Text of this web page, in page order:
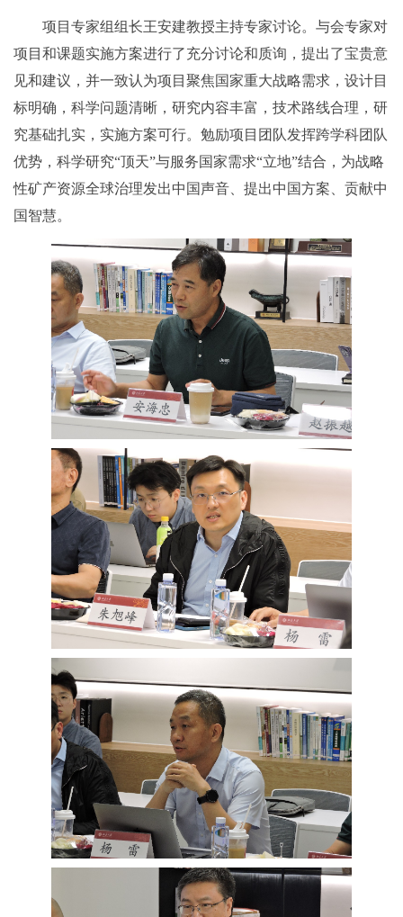
项目专家组组长王安建教授主持专家讨论。与会专家对
项目和课题实施方案进行了充分讨论和质询，提出了宝贵意
见和建议，并一致认为项目聚焦国家重大战略需求，设计目
标明确，科学问题清晰，研究内容丰富，技术路线合理，研
究基础扎实，实施方案可行。勉励项目团队发挥跨学科团队
优势，科学研究“顶天”与服务国家需求“立地”结合，为战略
性矿产资源全球治理发出中国声音、提出中国方案、贡献中
国智慧。